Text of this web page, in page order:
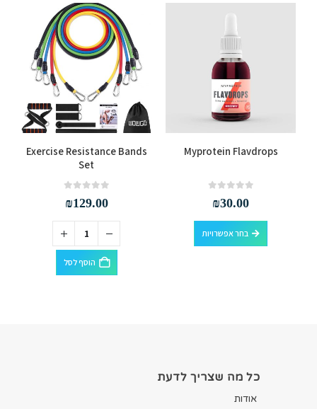
למוצר זה יש מספר סוגים. ניתן לבחור את האפשרויות בעמוד המוצר
Myprotein Flavdrops
₪30.00
בחר אפשרויות
למוצר זה יש מספר סוגים. ניתן לבחור את האפשרויות בעמוד המוצר
Exercise Resistance Bands
Set
₪129.00
הוסף לסל
כל מה שצריך לדעת
אודות